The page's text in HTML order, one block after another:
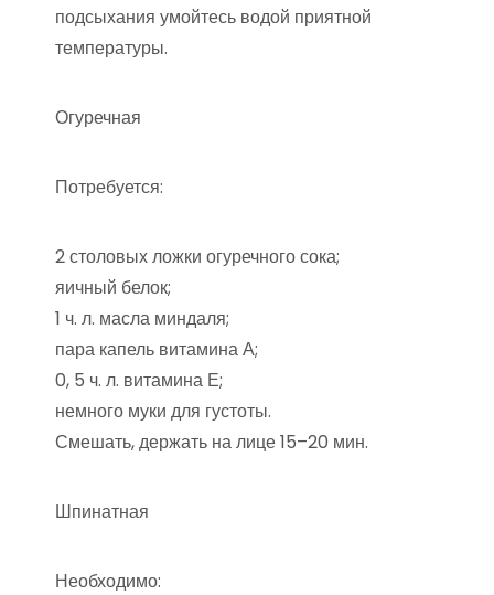
подсыхания умойтесь водой приятной
температуры.
Огуречная
Потребуется:
2 столовых ложки огуречного сока;
яичный белок;
1 ч. л. масла миндаля;
пара капель витамина А;
0, 5 ч. л. витамина Е;
немного муки для густоты.
Смешать, держать на лице 15–20 мин.
Шпинатная
Необходимо: